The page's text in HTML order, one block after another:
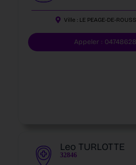
Ville : LE PEAGE-DE-
Appeler :
Leo TURLOTTE
32846